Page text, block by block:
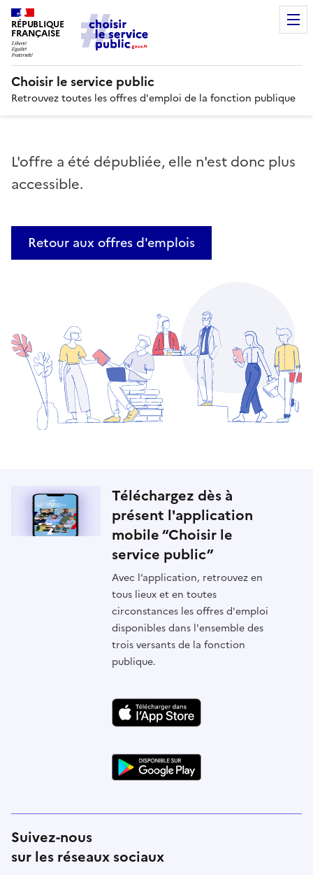
RÉPUBLIQUE
FRANÇAISE
Choisir le service public
Retrouvez toutes les offres d'emploi de la fonction publique
L'offre a été dépubliée, elle n'est donc plus
accessible.
Retour aux offres d'emplois
Téléchargez dès à
présent l'application
mobile “Choisir le
service public”
Avec l’application, retrouvez en
tous lieux et en toutes
circonstances les offres d'emploi
disponibles dans l'ensemble des
trois versants de la fonction
publique.
Suivez-nous
sur les réseaux sociaux